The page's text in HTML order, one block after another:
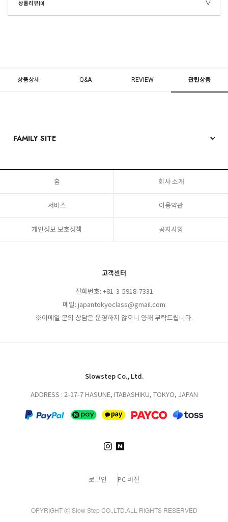
상품리뷰[0]
상품상세 Q&A REVIEW 관련상품
홈 회사 소개
서비스 이용약관
개인정보 보호정책 공지사항
고객센터
전화번호: +81-3-5918-7331
메일: japantokyoclass@gmail.com
※이메일 문의 상담은 운영하지 않으니 양해 부탁드립니다.
Slowstep Co., Ltd.
ADDRESS : 2-17-7 HASUNE, ITABASHIKU, TOKYO, JAPAN
로그인 PC 버전
OPYRIGHT ⓒ Slow Step CO.,LTD.ALL RIGHTS RESERVED